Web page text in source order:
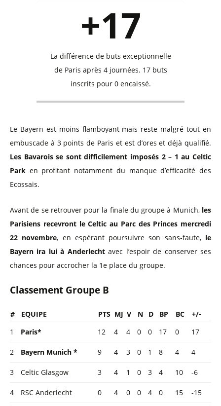
+17
La différence de buts exceptionnelle
de Paris après 4 journées. 17 buts
inscrits pour 0 encaissé.
Le Bayern est moins flamboyant mais reste malgré tout en
embuscade à 3 points de Paris et est d’ores et déjà qualifié.
Les Bavarois se sont difficilement imposés 2 – 1 au Celtic
Park en profitant notamment du manque d’efficacité des
Ecossais.
Avant de se retrouver pour la finale du groupe à Munich, les
Parisiens recevront le Celtic au Parc des Princes mercredi
22 novembre, en espérant poursuivre son sans-faute,le
Bayern ira lui à Anderlechtavec l’espoir de conserver ses
chances pour accrocher la 1e place du groupe.
Classement Groupe B
# EQUIPE PTS MJ V N D BP BC
+/-
1
Paris* 12 4 4 0 0 17 0 17
2 Bayern Munich * 9 4 3 0 1 8 4 4
3 Celtic Glasgow 3 4 1 0 3 4 10 -6
4 RSC Anderlecht 0 4 0 0 4 0 15 -15